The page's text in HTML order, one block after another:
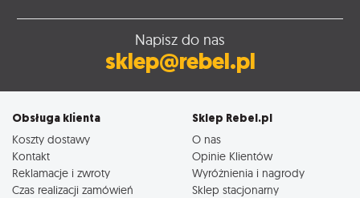
Napisz do nas
sklep@rebel.pl
Obsługa klienta
Koszty dostawy
Kontakt
Reklamacje i zwroty
Czas realizacji zamówień
Sklep Rebel.pl
O nas
Opinie Klientów
Wyróżnienia i nagrody
Sklep stacjonarny